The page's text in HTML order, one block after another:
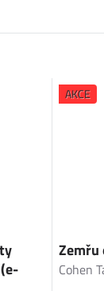
AKCE
Zemřu
Cohen